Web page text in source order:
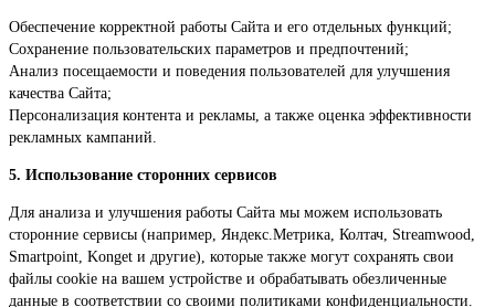
Обеспечение корректной работы Сайта и его отдельных функций;
Сохранение пользовательских параметров и предпочтений;
Анализ посещаемости и поведения пользователей для улучшения
качества Сайта;
Персонализация контента и рекламы, а также оценка эффективности
рекламных кампаний.
5. Использование сторонних сервисов
Для анализа и улучшения работы Сайта мы можем использовать
сторонние сервисы (например, Яндекс.Метрика, Колтач, Streamwood,
Smartpoint, Konget и другие), которые также могут сохранять свои
файлы cookie на вашем устройстве и обрабатывать обезличенные
данные в соответствии со своими политиками конфиденциальности.